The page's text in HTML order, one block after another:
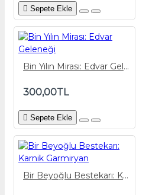
Sepete Ekle
Bin Yılın Mirası: Edvar Geleneği
300,00TL
Sepete Ekle
Bir Beyoğlu Bestekarı: Karnik Garmiryan